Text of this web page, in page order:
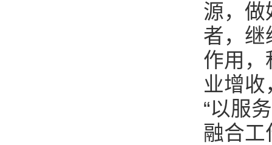
源，做
者，继
作用，
业增收
“以服
融合工